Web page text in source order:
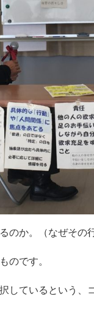
のか。（なぜその
のです。
しているという、